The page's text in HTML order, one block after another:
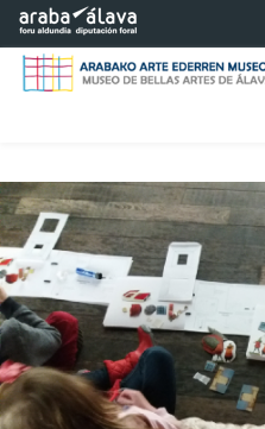
Eduki nagusira joan